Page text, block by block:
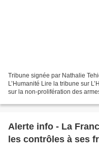
Tribune signée par Nathalie
L’Humanité Lire la tribune sur
sur la non-prolifération des
Alerte info - La
les contrôles à ses